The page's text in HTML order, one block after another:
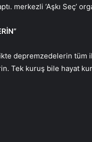
merkezli ‘Aşkı Seç’
depremzedelerin tüm
Tek kuruş bile hayat